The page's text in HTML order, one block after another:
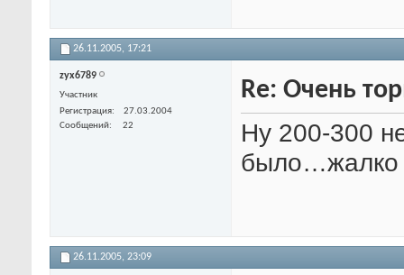
26.11.2005, 17:21
zyx6789
Участник
Регистрация
27.03.2004
Сообщений
22
Re: Очень
Ну 200-300
было…жалко
26.11.2005, 23:09